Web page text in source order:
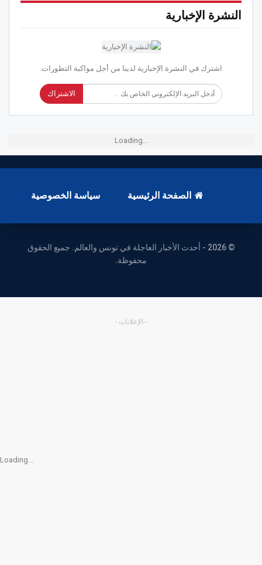
النشرة الإخبارية
اشترك في النشرة الإخبارية لدينا من أجل مواكبة التطورات.
الاشتراك
Loading...
الصفحة الرئيسية سياسة الخصوصية
© 2026 - أحدث الأخبار العاجلة في تونس والعالم. جميع الحقوق
محفوظة.
- الإعلانات -
Loading...